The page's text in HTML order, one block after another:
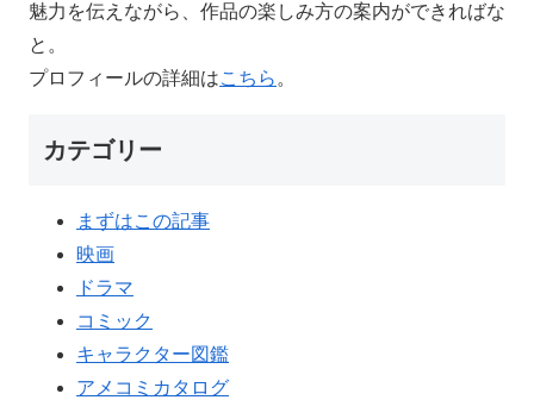
魅力を伝えながら、作品の楽しみ方の案内ができればな
と。
プロフィールの詳細はこちら 。
カテゴリー
まずはこの記事
映画
ドラマ
コミック
キャラクター図鑑
アメコミカタログ